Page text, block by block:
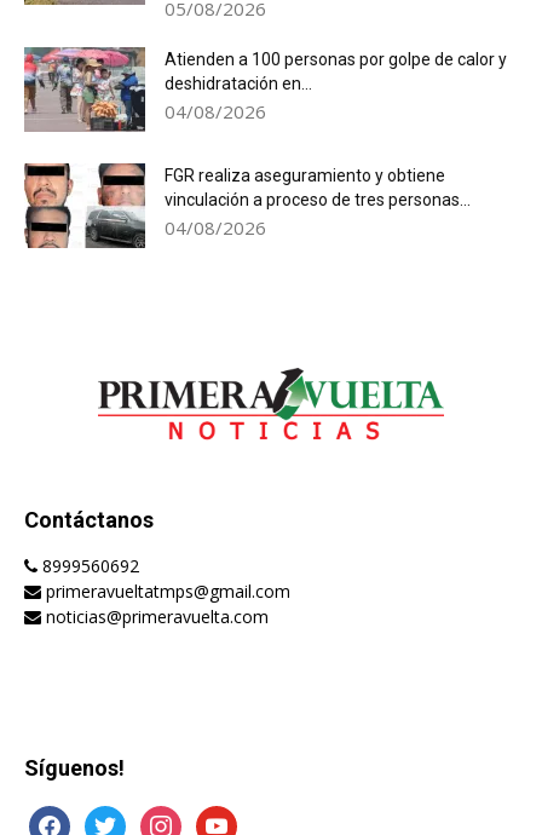
05/08/2026
Atienden a 100 personas por golpe de calor y
deshidratación en...
04/08/2026
FGR realiza aseguramiento y obtiene
vinculación a proceso de tres personas...
04/08/2026
Contáctanos
8999560692
primeravueltatmps@gmail.com
noticias@primeravuelta.com
Síguenos!
facebooktwitter instagramyoutube